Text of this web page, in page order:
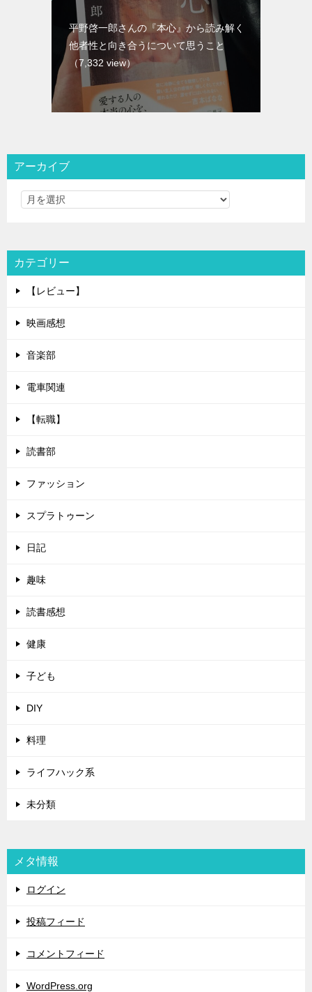
平野啓一郎さんの『本心』から読み解く
他者性と向き合うについて思うこと
（7,332 view）
アーカイブ
カテゴリー
【レビュー】
映画感想
音楽部
電車関連
【転職】
読書部
ファッション
スプラトゥーン
日記
趣味
読書感想
健康
子ども
DIY
料理
ライフハック系
未分類
メタ情報
ログイン
投稿フィード
コメントフィード
WordPress.org